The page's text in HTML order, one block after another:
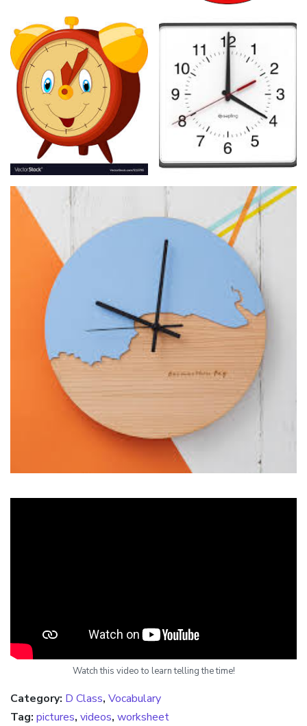
Watch this video to learn telling the time!
Category: D Class, Vocabulary
Tag: pictures, videos, worksheet